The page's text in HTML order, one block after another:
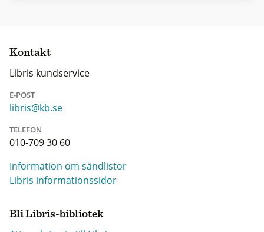
Kontakt
Libris kundservice
E-POST
libris@kb.se
TELEFON
010-709 30 60
Information om sändlistor
Libris informationssidor
Bli Libris-bibliotek